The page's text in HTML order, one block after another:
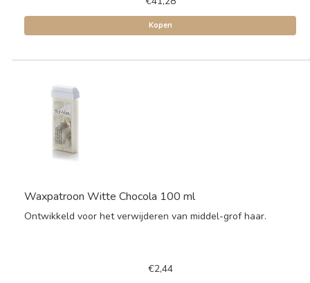
Kopen
Waxpatroon Witte Chocola 100 ml
Ontwikkeld voor het verwijderen van middel-grof haar.
€2,44